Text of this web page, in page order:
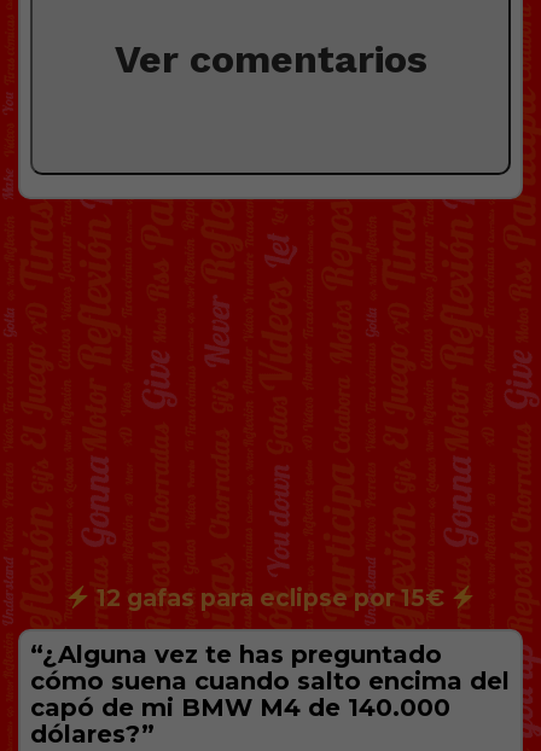
Ver comentarios
12 gafas para eclipse por 15€
“¿Alguna vez te has preguntado
cómo suena cuando salto encima del
capó de mi BMW M4 de 140.000
dólares?”